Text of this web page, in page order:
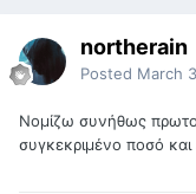
northerain
Posted March
Νομίζω συνήθως
συγκεκριμένο ποσό